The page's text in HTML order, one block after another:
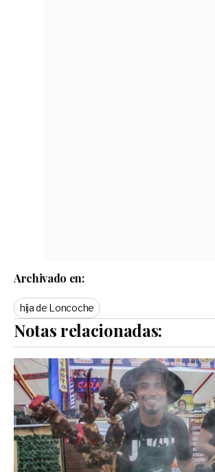
Archivado en:
hija de Loncoche
Notas relacionadas: